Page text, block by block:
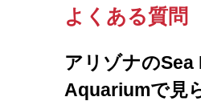
よくある質問
アリゾナのSea
Aquariumで見